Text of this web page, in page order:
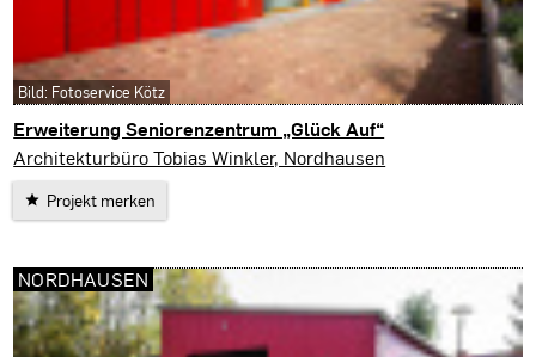
Erweiterung Seniorenzentrum „Glück Auf“
Bleicherode
Architekturbüro Tobias Winkler, Nordhausen
Projekt merken
Bild: Fotoservice Kötz
NORDHAUSEN